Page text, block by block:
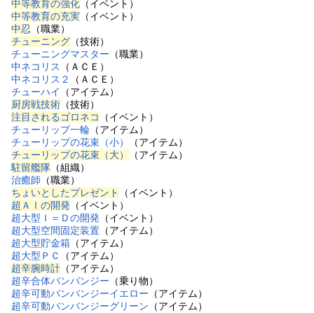
中等教育の強化 （イベント）
中等教育の充実 （イベント）
中忍 （職業）
チューニング （技術）
チューニングマスター （職業）
中ネコリス
（ＡＣＥ）
中ネコリス２
（ＡＣＥ）
チューハイ
（アイテム）
厨房戦技術 （技術）
注目されるゴロネコ
（イベント）
チューリップ一輪 （アイテム）
チューリップの花束（小）
（アイテム）
チューリップの花束（大）
（アイテム）
駐留艦隊 （組織）
治癒師 （職業）
ちょいとしたプレゼント
（イベント）
超ＡＩの開発 （イベント）
超大型Ｉ＝Ｄの開発 （イベント）
超大型空間固定装置 （アイテム）
超大型貯金箱 （アイテム）
超大型ＰＣ
（アイテム）
超辛腕時計 （アイテム）
超辛合体バンバンジー （乗り物）
超辛可動バンバンジーイエロー （アイテム）
超辛可動バンバンジーグリーン （アイテム）